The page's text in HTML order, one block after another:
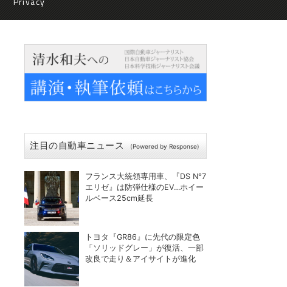
注目の自動車ニュース (Powered by Response)
フランス大統領専用車、『DS N°7
エリゼ』は防弾仕様のEV…ホイー
ルベース25cm延長
トヨタ『GR86』に先代の限定色
「ソリッドグレー」が復活、一部
改良で走り＆アイサイトが進化